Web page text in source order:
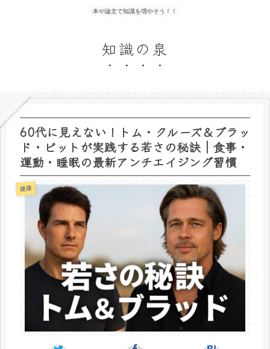
本や論文で知識を増やそう！！
知識の泉
60代に見えない！トム・クルーズ＆ブラッ
ド・ピットが実践する若さの秘訣｜食事・
運動・睡眠の最新アンチエイジング習慣
健康